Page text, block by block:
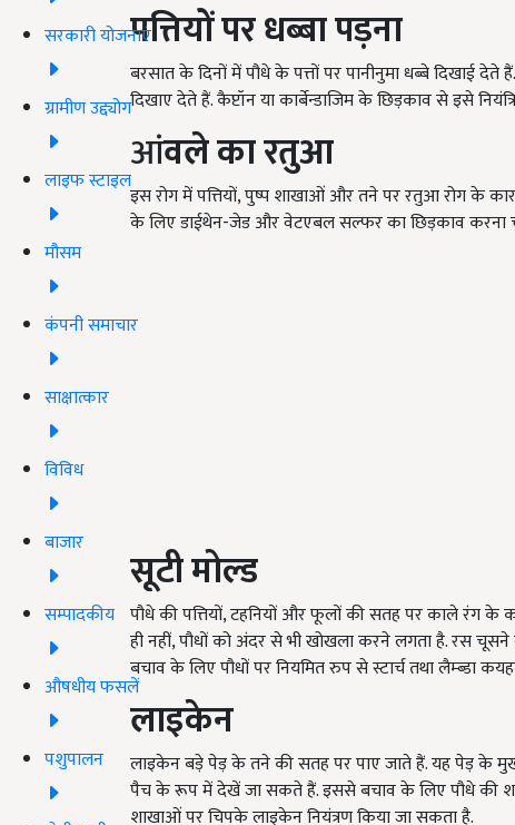
सरकारी योजनाएं
ग्रामीण उद्द्योग
लाइफ स्टाइल
मौसम
कंपनी समाचार
साक्षात्कार
विविध
बाजार
सम्पादकीय
औषधीय फसलें
पशुपालन
पत्तियों पर धब्बा पड़ना
बरसात के दिनों में पौधे के पत्तों पर पानीनुमा धब्बे दिखाई
दिखाए देते हैं. कैप्टॉन या कार्बेन्डाजिम के छिड़काव से इसे
आंवले का रतुआ
इस रोग में पत्तियों, पुष्प शाखाओं और तने पर रतुआ रोग के
के लिए डाईथेन-जेड और वेटएबल सल्फर का छिड़काव करना
सूटी मोल्ड
पौधे की पत्तियों, टहनियों और फूलों की सतह पर काले रंग
ही नहीं, पौधों को अंदर से भी खोखला करने लगता है. रस
बचाव के लिए पौधों पर नियमित रुप से स्टार्च तथा लैम्ब्डा
लाइकेन
लाइकेन बड़े पेड़ के तने की सतह पर पाए जाते हैं. यह पेड़
पैच के रूप में देखें जा सकते हैं. इससे बचाव के लिए पौधे की
शाखाओं पर चिपके लाइकेन नियंत्रण किया जा सकता है.